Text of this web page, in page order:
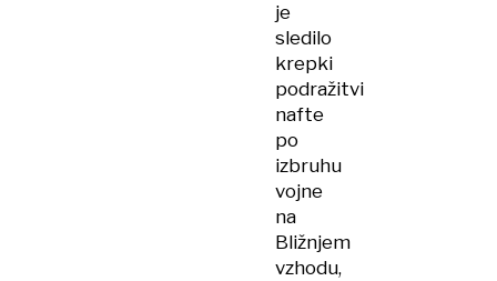
je
sledilo
krepki
podražitvi
nafte
po
izbruhu
vojne
na
Bližnjem
vzhodu,